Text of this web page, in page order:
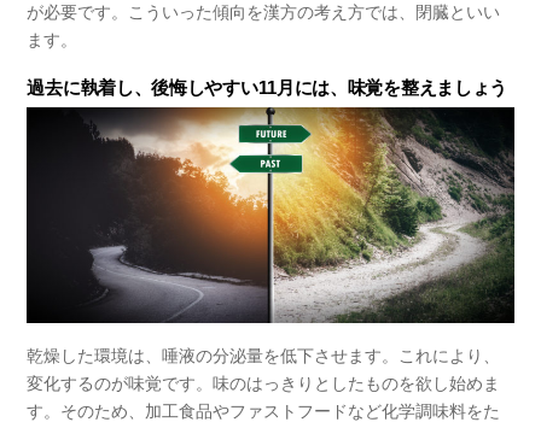
が必要です。こういった傾向を漢方の考え方では、閉臓といい
ます。
過去に執着し、後悔しやすい11月には、味覚を整えましょう
乾燥した環境は、唾液の分泌量を低下させます。これにより、
変化するのが味覚です。味のはっきりとしたものを欲し始めま
す。そのため、加工食品やファストフードなど化学調味料をた